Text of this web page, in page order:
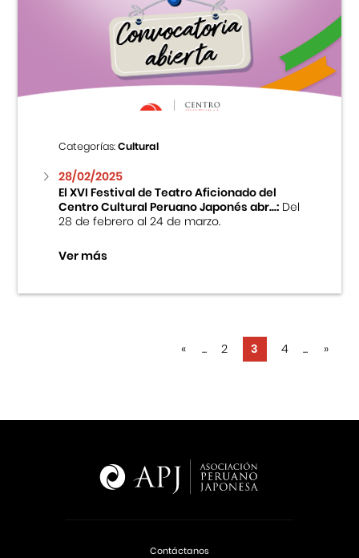
Categorías:Cultural
28/02/2025
El XVI Festival de Teatro Aficionado del
Centro Cultural Peruano Japonés abr...:Del
28 de febrero al 24 de marzo.
Ver más
« ... 2 3 4 ... »
Contáctanos